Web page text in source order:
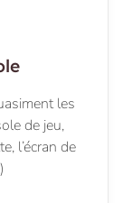
les
de jeu,
l’écran de